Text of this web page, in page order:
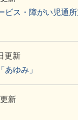
ビス・障がい児通
更新
あゆみ」
新